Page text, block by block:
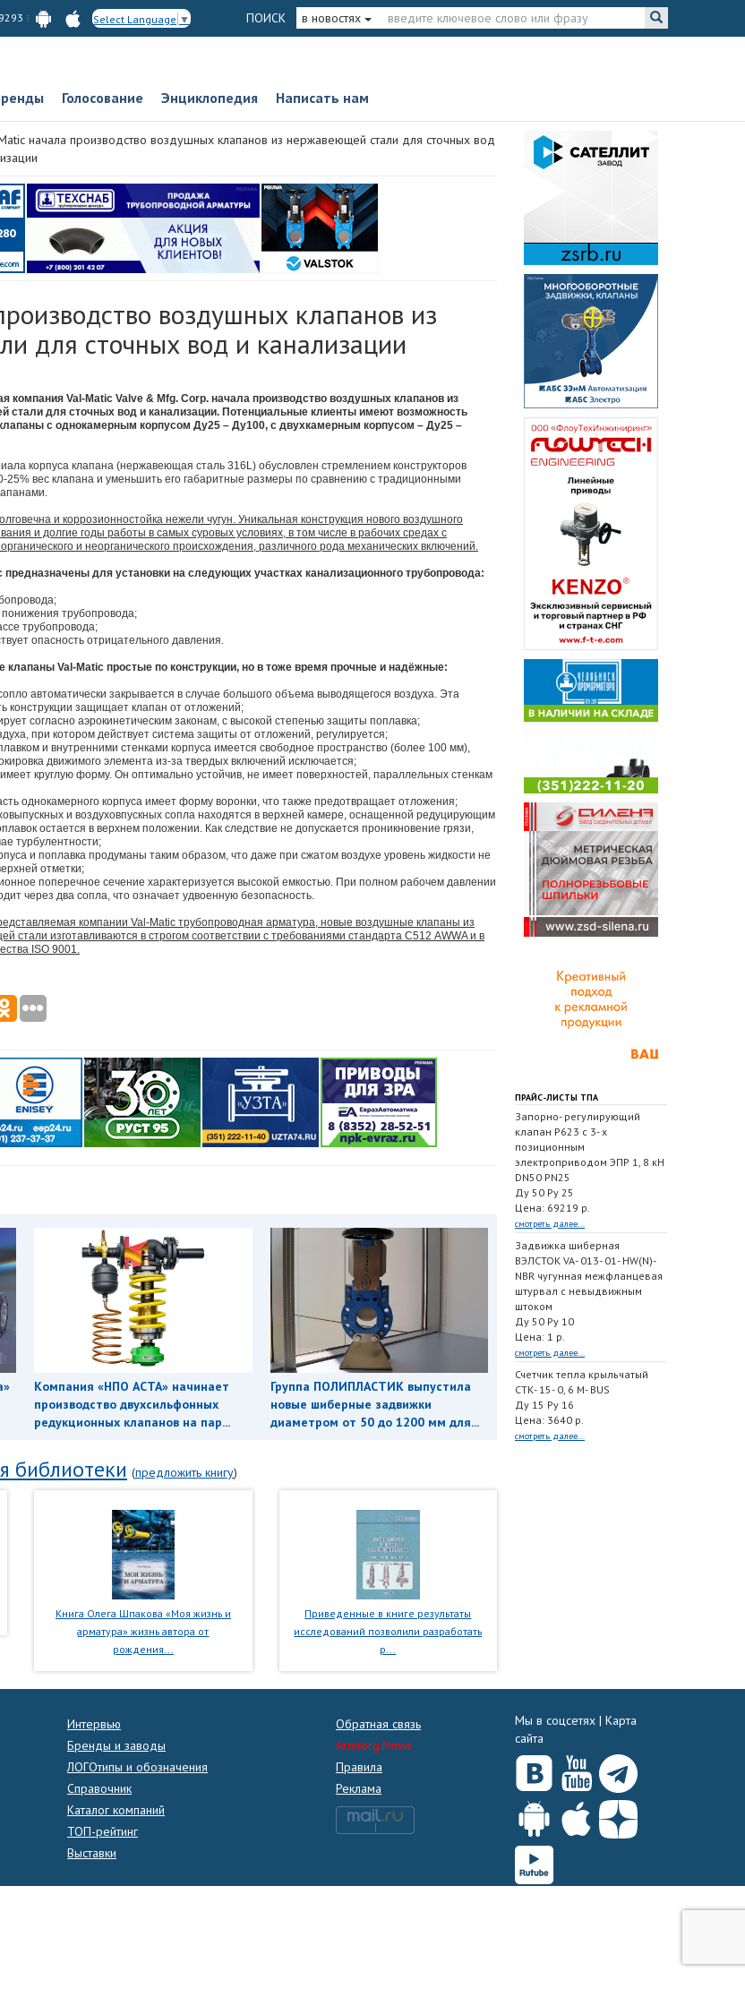
Select Language ▼ ПОИСК в новостях
Голосование Энциклопедия Написать нам
начала производство воздушных клапанов из нержавеющей стали для сточных вод
воздушных клапанов из
для сточных вод и канализации
компания Val-Matic Valve & Mfg. Corp. начала производство воздушных клапанов из
стали для сточных вод и канализации. Потенциальные клиенты имеют возможность
с однокамерным корпусом Ду25 – Ду100, с двухкамерным корпусом – Ду25 –
корпуса клапана (нержавеющая сталь 316L) обусловлен стремлением конструкторов
25% вес клапана и уменьшить его габаритные размеры по сравнению с традиционными
и коррозионностойка нежели чугун. Уникальная конструкция нового воздушного
и долгие годы работы в самых суровых условиях, в том числе в рабочих средах с
и неорганического происхождения, различного рода механических включений.
для установки на следующих участках канализационного трубопровода:
трубопровода;
трубопровода;
опасность отрицательного давления.
клапаны Val-Matic простые по конструкции, но в тоже время прочные и надёжные:
автоматически закрывается в случае большого объема выводящегося воздуха. Эта
конструкции защищает клапан от отложений;
согласно аэрокинетическим законам, с высокой степенью защиты поплавка;
при котором действует система защиты от отложений, регулируется;
и внутренними стенками корпуса имеется свободное пространство (более 100 мм),
движимого элемента из-за твердых включений исключается;
круглую форму. Он оптимально устойчив, не имеет поверхностей, параллельных стенкам
однокамерного корпуса имеет форму воронки, что также предотвращает отложения;
и воздуховпускных сопла находятся в верхней камере, оснащенной редуцирующим
остается в верхнем положении. Как следствие не допускается проникновение грязи,
турбулентности;
и поплавка продуманы таким образом, что даже при сжатом воздухе уровень жидкости не
отметки;
поперечное сечение характеризуется высокой емкостью. При полном рабочем давлении
через два сопла, что означает удвоенную безопасность.
компании Val-Matic трубопроводная арматура, новые воздушные клапаны из
стали изготавливаются в строгом соответствии с требованиями стандарта С512 AWWA и в
ISO 9001.
Компания «НПО АСТА» начинает
производство двухсильфонных
редукционных клапанов на пар...
Группа ПОЛИПЛАСТИК выпустила
новые шиберные задвижки
диаметром от 50 до 1200 мм для...
библиотеки (предложить книгу)
Книга Олега Шпакова «Моя жизнь и
арматура» жизнь автора от
рождения...
Приведенные в книге результаты
исследований позволили разработать
р...
ПРАЙС-ЛИСТЫ ТПА
Запорно- регулирующий
клапан Р623 с 3- х
позиционным
электроприводом ЭПР 1, 8 кН
DN50 PN25
Ду 50 Ру 25
Цена: 69219 р.
смотреть далее...
Задвижка шиберная
ВЭЛСТОК VA- 013- 01- HW(N)-
NBR чугунная межфланцевая
штурвал с невыдвижным
штоком
Ду 50 Ру 10
Цена: 1 р.
смотреть далее...
Счетчик тепла крыльчатый
СТК- 15- 0, 6 M- BUS
Ду 15 Ру 16
Цена: 3640 р.
смотреть далее...
Интервью
Бренды и заводы
ЛОГОтипы и обозначения
Справочник
Каталог компаний
ТОП-рейтинг
Выставки
Обратная связь
Armtorg.News
Правила
Реклама
Мы в соцсетях | Карта
сайта